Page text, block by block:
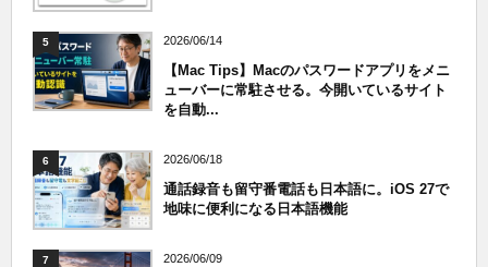
5 2026/06/14
【Mac Tips】Macのパスワードアプリをメニ
ューバーに常駐させる。今開いているサイト
を自動...
6 2026/06/18
通話録音も留守番電話も日本語に。iOS 27で
地味に便利になる日本語機能
7 2026/06/09